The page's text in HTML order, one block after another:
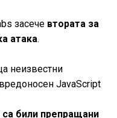
засече втората за
атака.
неизвестни
JavaScript
са били препращани